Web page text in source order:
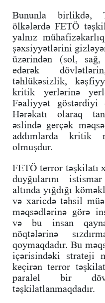
Bununla birlikdə,
ölkələrdə FETÖ
yalnız
şəxsiyyətlərini
üzərindən (sol,
edərək
təhlükəsizlik,
kritik yerlərinə
Fəaliyyət göstərdiyi
Hərəkatı olaraq
əslində gerçək
addımlarda kritik
olmuşdur.
FETÖ terror təşkilatı
duyğularını
altında yığdığı
və xaricdə təhsil
məqsədlərinə görə
və bu insan
nöqtələrinə
qoymaqdadır. Bu
içərisindəki strateji
keçirən terror
paralel bir
təşkilatlanmaqdadır.